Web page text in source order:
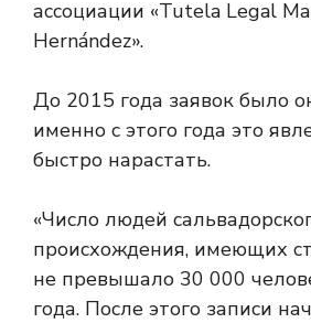
ассоциации «Tutela Legal
Hernández».
До 2015 года заявок было
именно с этого года это
быстро нарастать.
«Число людей
происхождения, имеющих
не превышало 30 000
года. После этого записи